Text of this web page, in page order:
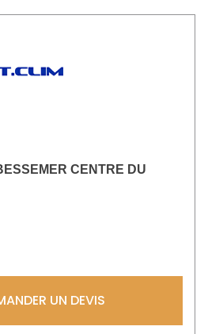
CENTRE DU
UN DEVIS